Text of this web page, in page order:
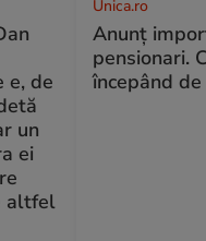
e, de
un
ei
altfel
Unica.ro
Anunț
pensionari.
începând